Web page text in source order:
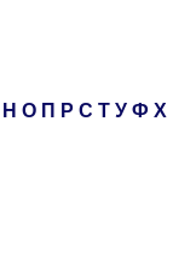
Н О П Р С Т У Ф Х